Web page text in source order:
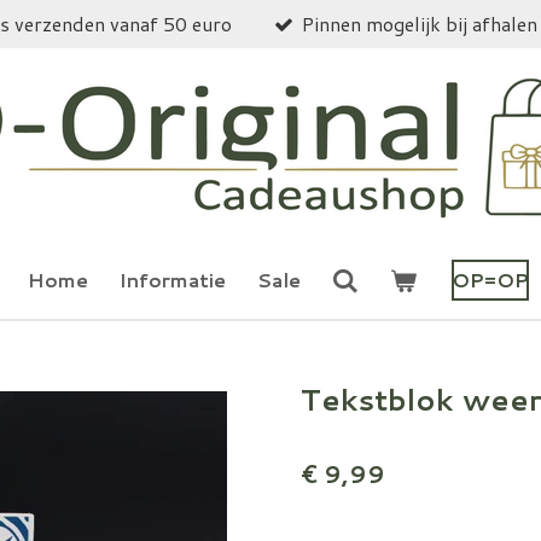
verzenden vanaf 50 euro Pinnen mogelijk bij afhalen
Home Informatie Sale OP=OP
Tekstblok
€ 9,99